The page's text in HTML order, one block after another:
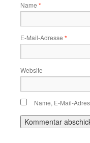
Name *
E-Mail-Adresse *
Website
Name, E-Mail-